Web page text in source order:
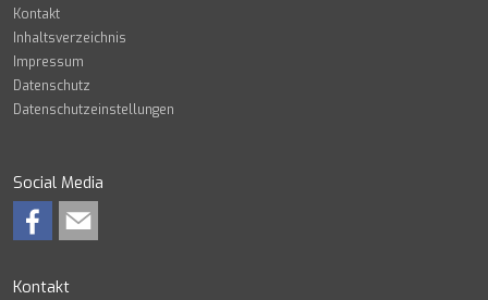
Kontakt
Inhaltsverzeichnis
Impressum
Datenschutz
Datenschutzeinstellungen
Social Media
Kontakt